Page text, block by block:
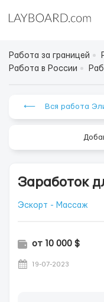
Работа за границей
Работа в России
⟵ Вся работа
Заработок
Эскорт - Массаж
от 10 000 $
19-07-2023